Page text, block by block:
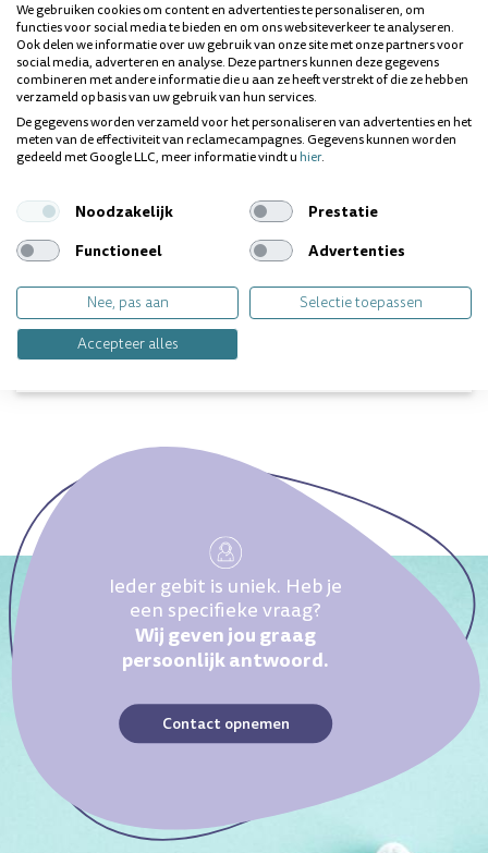
De Jordan Tandenborstel Green Clean Change 4-P is ook
verkrijgbaar inSoft
JORDAN
Jordan is een Scandinavisch merk dat al sinds 1927
verkrijgbaar is. Het assortiment van Jordan bestaat uit
producten van goede kwaliteit en deze zijn speciaal
te maken. Jordan heeft op maat gemaakt producten die zijn
ontworpen voor individuele behoeften, voorkeuren en
routines.
Voor meer Jordan producten druk op deze zin
Vragen over dit product? Wij helpen je
Ieder gebit is uniek. Heb je
een specifieke vraag?
Wij geven jou graag
persoonlijk antwoord.
Contact opnemen
We gebruiken cookies om content en advertenties te personaliseren, om
functies voor social media te bieden en om ons websiteverkeer te analyseren.
Ook delen we informatie over uw gebruik van onze site met onze partners voor
social media, adverteren en analyse. Deze partners kunnen deze gegevens
combineren met andere informatie die u aan ze heeft verstrekt of die ze hebben
verzameld op basis van uw gebruik van hun services.
De gegevens worden verzameld voor het personaliseren van advertenties en het
meten van de effectiviteit van reclamecampagnes. Gegevens kunnen worden
gedeeld met Google LLC, meer informatie vindt uhier.
Noodzakelijk
Prestatie
Functioneel
Advertenties
Nee, pas aan
Selectie toepassen
Accepteer alles